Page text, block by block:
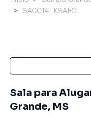
SA0014_KSAFC
Sala para
Grande, MS